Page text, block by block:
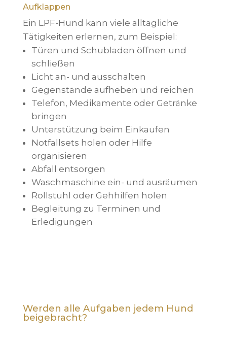
Aufklappen
Ein LPF-Hund kann viele alltägliche
Tätigkeiten erlernen, zum Beispiel:
Türen und Schubladen öffnen und
schließen
Licht an- und ausschalten
Gegenstände aufheben und reichen
Telefon, Medikamente oder Getränke
bringen
Unterstützung beim Einkaufen
Notfallsets holen oder Hilfe
organisieren
Abfall entsorgen
Waschmaschine ein- und ausräumen
Rollstuhl oder Gehhilfen holen
Begleitung zu Terminen und
Erledigungen
Werden alle Aufgaben jedem Hund
beigebracht?